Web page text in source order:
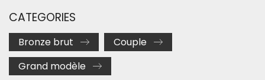
CATEGORIES
Bronze brut
Couple
Grand modèle